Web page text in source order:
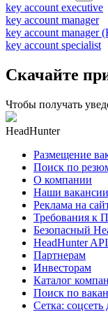
key account executive
key account manager
key account manager
key account specialist
Скачайте
Чтобы получать
HeadHunter
Размещение
Поиск по
О компании
Наши вакансии
Реклама на
Требования к
Безопасный
HeadHunter API
Партнерам
Инвесторам
Каталог
Поиск по
Сетка: соцсеть